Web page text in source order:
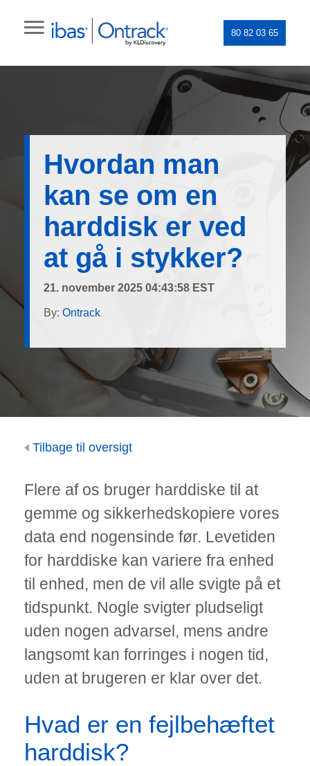
80 82 03 65
Hvordan man
kan se om en
harddisk er ved
at gå i stykker?
21. november 2025 04:43:58 EST
By: Ontrack
Tilbage til oversigt
Flere af os bruger harddiske til at
gemme og sikkerhedskopiere vores
data end nogensinde før. Levetiden
for harddiske kan variere fra enhed
til enhed, men de vil alle svigte på et
tidspunkt. Nogle svigter pludseligt
uden nogen advarsel, mens andre
langsomt kan forringes i nogen tid,
uden at brugeren er klar over det.
Hvad er en fejlbehæftet
harddisk?